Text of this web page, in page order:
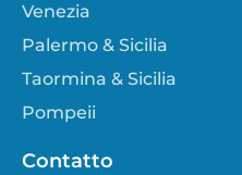
Venezia
Palermo & Sicilia
Taormina & Sicilia
Pompeii
Contatto